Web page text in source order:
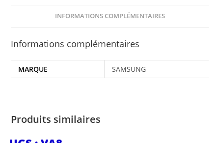
INFORMATIONS COMPLÉMENTAIRES
Informations complémentaires
MARQUE SAMSUNG
Produits similaires